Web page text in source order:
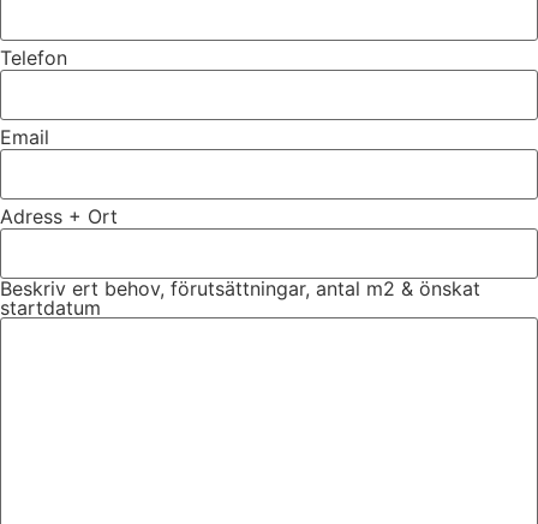
Telefon
Email
Adress + Ort
Beskriv ert behov, förutsättningar, antal m2 & önskat
startdatum